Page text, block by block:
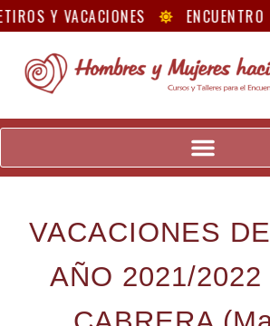
Y VACACIONES
VACACIONES
AÑO 2021/